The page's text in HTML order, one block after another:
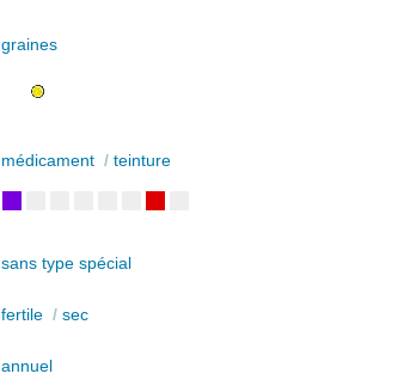
graines
médicament /teinture
sans type spécial
fertile /sec
annuel